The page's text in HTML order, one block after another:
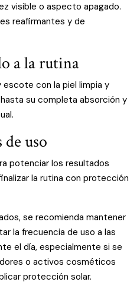
visible o aspecto apagado.
reafirmantes y de
a la rutina
con la piel limpia y
su completa absorción y
uso
potenciar los resultados
la rutina con protección
se recomienda mantener
la frecuencia de uso a las
el día, especialmente si se
o activos cosméticos
protección solar.